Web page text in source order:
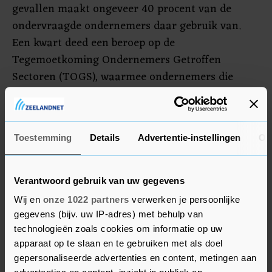
Toestemming Details Advertentie-instellingen
Verantwoord gebruik van uw gegevens
Wij en onze 1022 partners verwerken je persoonlijke
gegevens (bijv. uw IP-adres) met behulp van
technologieën zoals cookies om informatie op uw
apparaat op te slaan en te gebruiken met als doel
gepersonaliseerde advertenties en content, metingen aan
gevallen maakt ongeveer 40 procent van de
ondervraagde ondernemers daar gebruik van.
Een kwart deed een beroep op de
Tegemoetkoming Ondernemers Getroffen
Sectoren (TOGS), waarmee ondernemers die
direct geraakt worden door de
overheidsmaatregelen tegen het nieuwe
coronavirus 4000 euro vergoeding kunnen
aanvragen. Twaalf procent van de respondenten
heeft een beroep gedaan op de regelingen voor
zzp'ers.
Maar liefst 85 procent heeft nog geen contact
opgenomen met de bank. Mkb'ers met grote
bedrijven doen dat vaker dan hun collega's met
een kleiner bedrijf. Van de bedrijven met meer